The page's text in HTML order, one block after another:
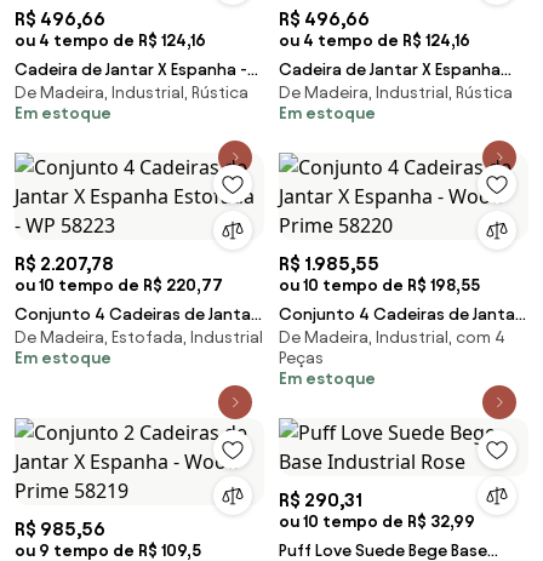
R$ 496,66
ou 4 tempo de R$ 124,16
Cadeira de Jantar X Espanha -
Wood Prime 33462
De Madeira, Industrial, Rústica
Em estoque
R$ 496,66
ou 4 tempo de R$ 124,16
Cadeira de Jantar X Espanha
sem Braço - Wood Prime TT
33241
De Madeira, Industrial, Rústica
Em estoque
R$ 2.207,78
ou 10 tempo de R$ 220,77
Conjunto 4 Cadeiras de Jantar
X Espanha Estofada - WP 58223
De Madeira, Estofada, Industrial
Em estoque
R$ 1.985,55
ou 10 tempo de R$ 198,55
Conjunto 4 Cadeiras de Jantar
X Espanha - Wood Prime 58220
De Madeira, Industrial, com 4
Peças
Em estoque
R$ 985,56
ou 9 tempo de R$ 109,5
R$ 290,31
ou 10 tempo de R$ 32,99
Puff Love Suede Bege Base